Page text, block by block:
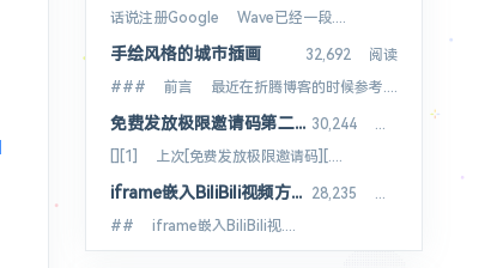
话说注册Google Wave已经一段....
手绘风格的城市插画
32,692 阅读
### 前言 最近在折腾博客的时候参考....
免费发放极限邀请码第二季8枚
[][1] 上次[免费发放极限邀请码][....
iframe嵌入BiliBili视频方法B站视频外链
## iframe嵌入BiliBili视....